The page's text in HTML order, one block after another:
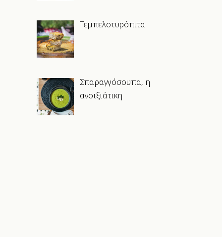
Τεμπελοτυρόπιτα
Σπαραγγόσουπα, η
ανοιξιάτικη